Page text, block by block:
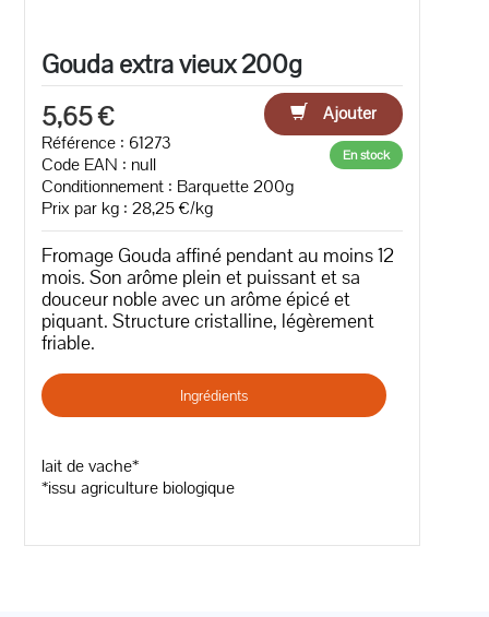
Gouda extra vieux 200g
5,65 €
Ajouter
Référence : 61273
Code EAN : null
Conditionnement : Barquette 200g
Prix par kg : 28,25 €/kg
En stock
Fromage Gouda affiné pendant au moins 12
mois. Son arôme plein et puissant et sa
douceur noble avec un arôme épicé et
piquant. Structure cristalline, légèrement
friable.
Ingrédients
lait de vache*
*issu agriculture biologique